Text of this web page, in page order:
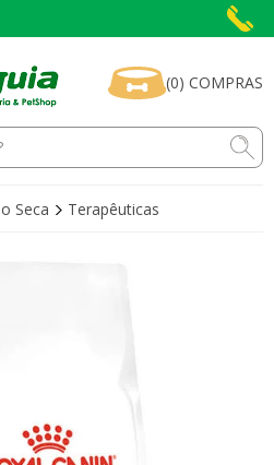
(0) COMPRAS
Seca Terapêuticas